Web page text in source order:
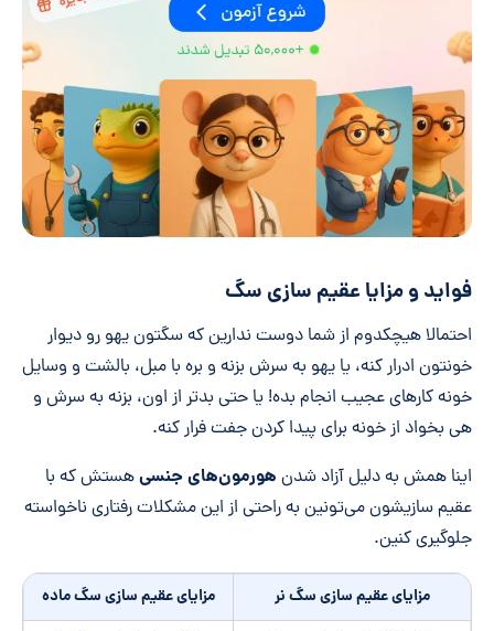
فواید و مزایا عقیم سازی سگ
احتمالا هیچکدوم از شما دوست ندارین که سگتون یهو رو دیوار
خونتون ادرار کنه، یا یهو به سرش بزنه و بره با مبل، بالشت و وسایل
خونه کارهای عجیب انجام بده! یا حتی بدتر از اون، بزنه به سرش و
هی بخواد از خونه برای پیدا کردن جفت فرار کنه.
اینا همش به دلیل آزاد شدن هورمون‌های جنسیهستش که با
عقیم سازیشون می‌تونین به راحتی از این مشکلات رفتاری ناخواسته
جلوگیری کنین.
مزایای عقیم سازی سگ نر مزایای عقیم سازی سگ ماده